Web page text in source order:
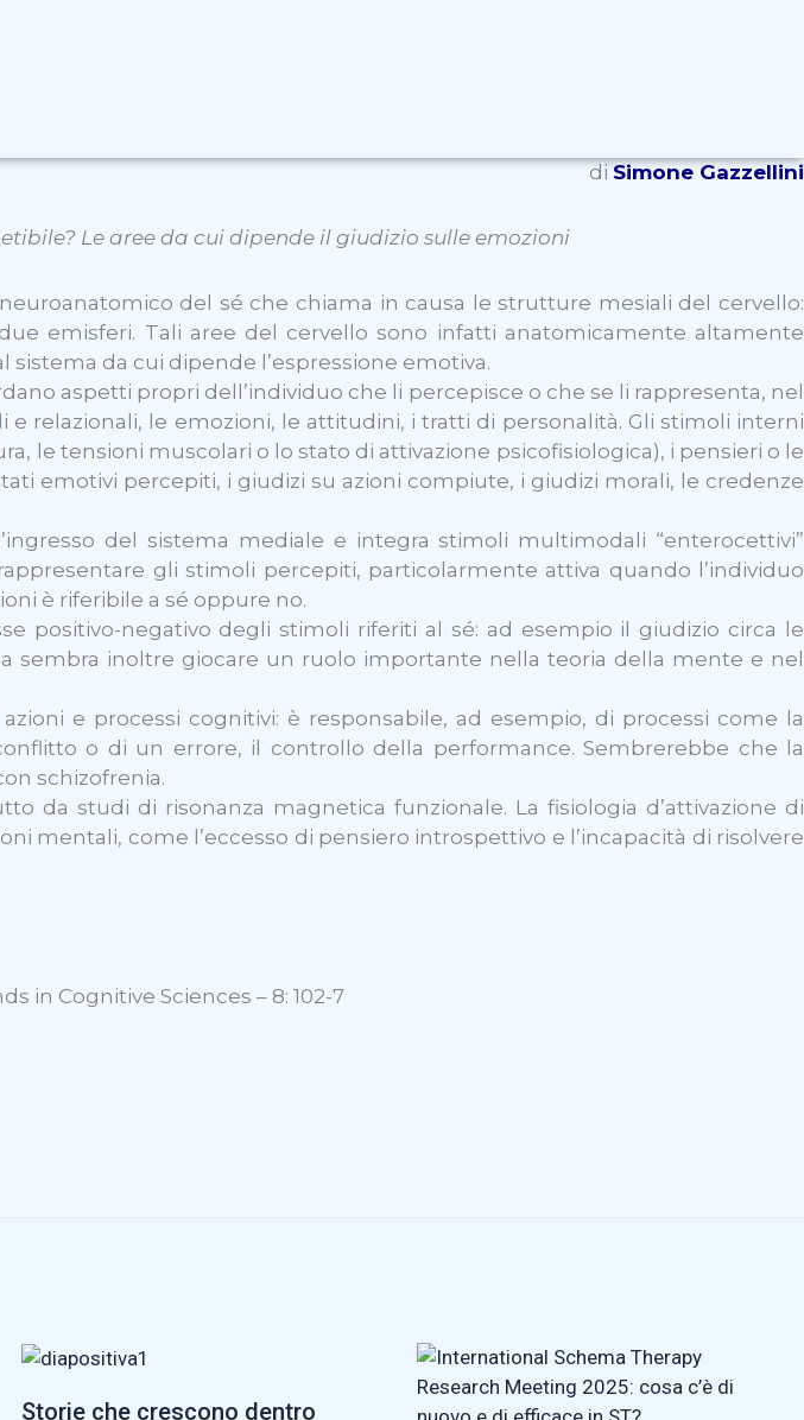
di Simone Gazzellini
Le aree da cui dipende il giudizio sulle emozioni
del sé che chiama in causa le strutture mesiali del cervello:
emisferi. Tali aree del cervello sono infatti anatomicamente altamente
da cui dipende l’espressione emotiva.
aspetti propri dell’individuo che li percepisce o che se li rappresenta, nel
relazionali, le emozioni, le attitudini, i tratti di personalità. Gli stimoli interni
le tensioni muscolari o lo stato di attivazione psicofisiologica), i pensieri o le
emotivi percepiti, i giudizi su azioni compiute, i giudizi morali, le credenze
del sistema mediale e integra stimoli multimodali “enterocettivi”
gli stimoli percepiti, particolarmente attiva quando l’individuo
è riferibile a sé oppure no.
positivo-negativo degli stimoli riferiti al sé: ad esempio il giudizio circa le
sembra inoltre giocare un ruolo importante nella teoria della mente e nel
e processi cognitivi: è responsabile, ad esempio, di processi come la
o di un errore, il controllo della performance. Sembrerebbe che la
schizofrenia.
da studi di risonanza magnetica funzionale. La fisiologia d’attivazione di
mentali, come l’eccesso di pensiero introspettivo e l’incapacità di risolvere
in Cognitive Sciences – 8: 102-7
Storie che crescono dentro